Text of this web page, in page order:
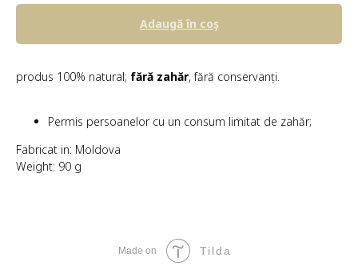
Adaugă în coş
produs 100% natural; fără zahăr, fără conservanți.
Permis persoanelor cu un consum limitat de zahăr;
Fabricat in: Moldova
Weight: 90 g
Made on Tilda